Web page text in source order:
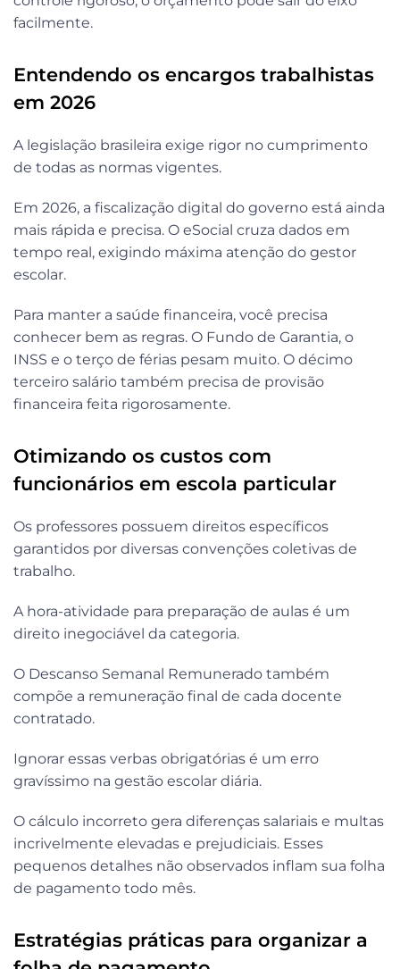
facilmente.
Entendendo os encargos trabalhistas
em 2026
A legislação brasileira exige rigor no cumprimento
de todas as normas vigentes.
Em 2026, a fiscalização digital do governo está ainda
mais rápida e precisa. O eSocial cruza dados em
tempo real, exigindo máxima atenção do gestor
escolar.
Para manter a saúde financeira, você precisa
conhecer bem as regras. O Fundo de Garantia, o
INSS e o terço de férias pesam muito. O décimo
terceiro salário também precisa de provisão
financeira feita rigorosamente.
Otimizando os custos com
funcionários em escola particular
Os professores possuem direitos específicos
garantidos por diversas convenções coletivas de
trabalho.
A hora-atividade para preparação de aulas é um
direito inegociável da categoria.
O Descanso Semanal Remunerado também
compõe a remuneração final de cada docente
contratado.
Ignorar essas verbas obrigatórias é um erro
gravíssimo na gestão escolar diária.
O cálculo incorreto gera diferenças salariais e multas
incrivelmente elevadas e prejudiciais. Esses
pequenos detalhes não observados inflam sua folha
de pagamento todo mês.
Estratégias práticas para organizar a